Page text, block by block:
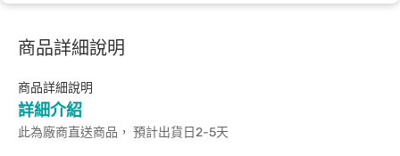
商品詳細說明
商品詳細說明
詳細介紹
此為廠商直送商品， 預計出貨日2-5天